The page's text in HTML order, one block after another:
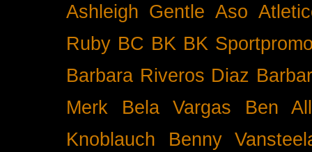
Ashleigh Gentle Aso
Ruby BC BK BK
Barbara Riveros Diaz
Merk
Bela Vargas
Ben
Knoblauch
Benny